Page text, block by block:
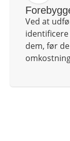
Ved at
dem, før